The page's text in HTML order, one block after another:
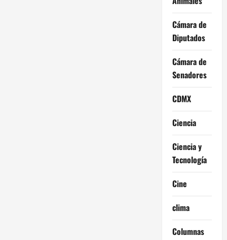
Cámara de
Diputados
Cámara de
Senadores
CDMX
Ciencia
Ciencia y
Tecnología
Cine
clima
Columnas